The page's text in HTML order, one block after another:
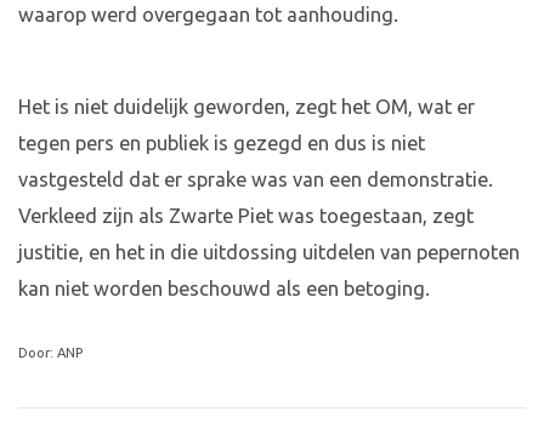
waarop werd overgegaan tot aanhouding.
Het is niet duidelijk geworden, zegt het OM, wat er
tegen pers en publiek is gezegd en dus is niet
vastgesteld dat er sprake was van een demonstratie.
Verkleed zijn als Zwarte Piet was toegestaan, zegt
justitie, en het in die uitdossing uitdelen van pepernoten
kan niet worden beschouwd als een betoging.
Door: ANP